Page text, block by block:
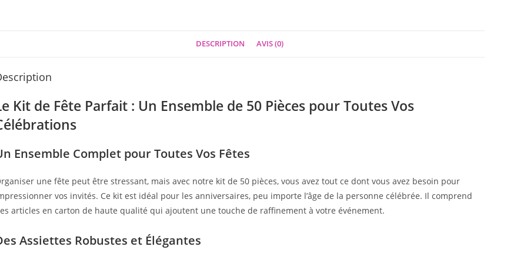
DESCRIPTION AVIS (0)
Kit de Fête Parfait : Un Ensemble de 50 Pièces pour Toutes Vos
Ensemble Complet pour Toutes Vos Fêtes
une fête peut être stressant, mais avec notre kit de 50 pièces, vous avez tout ce dont vous avez besoin pour
vos invités. Ce kit est idéal pour les anniversaires, peu importe l’âge de la personne célébrée. Il comprend
articles en carton de haute qualité qui ajoutent une touche de raffinement à votre événement.
Assiettes Robustes et Élégantes